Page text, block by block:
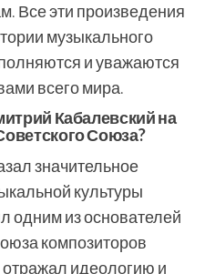
Все эти произведения
музыкального
и уважаются
всего мира.
Кабалевский на
Союза?
значительное
культуры
одним из основателей
композиторов
идеологию и